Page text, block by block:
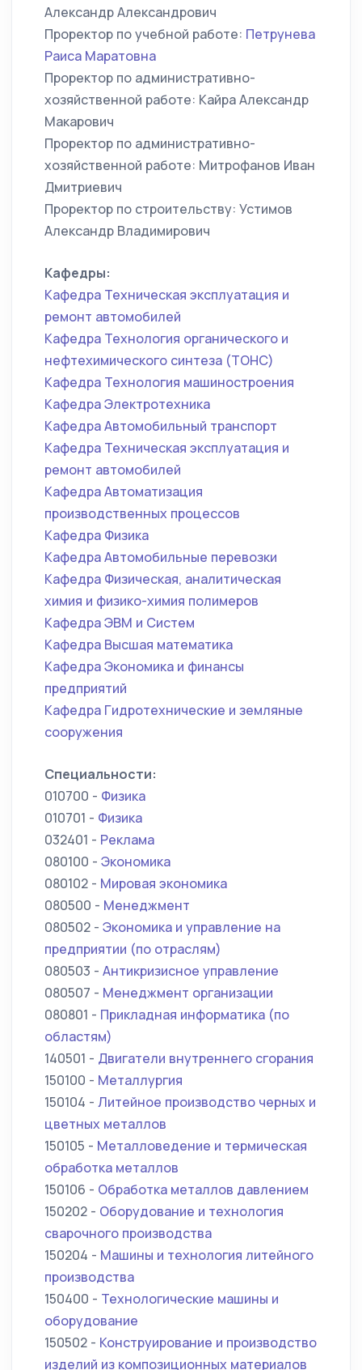
Александр Александрович
Проректор по учебной работе: Петрунева
Раиса Маратовна
Проректор по административно-
хозяйственной работе: Кайра Александр
Макарович
Проректор по административно-
хозяйственной работе: Митрофанов Иван
Дмитриевич
Проректор по строительству: Устимов
Александр Владимирович
Кафедры:
Кафедра Техническая эксплуатация и
ремонт автомобилей
Кафедра Технология органического и
нефтехимического синтеза (ТОНС)
Кафедра Технология машиностроения
Кафедра Электротехника
Кафедра Автомобильный транспорт
Кафедра Техническая эксплуатация и
ремонт автомобилей
Кафедра Автоматизация
производственных процессов
Кафедра Физика
Кафедра Автомобильные перевозки
Кафедра Физическая, аналитическая
химия и физико-химия полимеров
Кафедра ЭВМ и Систем
Кафедра Высшая математика
Кафедра Экономика и финансы
предприятий
Кафедра Гидротехнические и земляные
сооружения
Специальности:
010700 - Физика
010701 - Физика
032401 - Реклама
080100 - Экономика
080102 - Мировая экономика
080500 - Менеджмент
080502 - Экономика и управление на
предприятии (по отраслям)
080503 - Антикризисное управление
080507 - Менеджмент организации
080801 - Прикладная информатика (по
областям)
140501 - Двигатели внутреннего сгорания
150100 - Металлургия
150104 - Литейное производство черных и
цветных металлов
150105 - Металловедение и термическая
обработка металлов
150106 - Обработка металлов давлением
150202 - Оборудование и технология
сварочного производства
150204 - Машины и технология литейного
производства
150400 - Технологические машины и
оборудование
150502 - Конструирование и производство
изделий из композиционных материалов